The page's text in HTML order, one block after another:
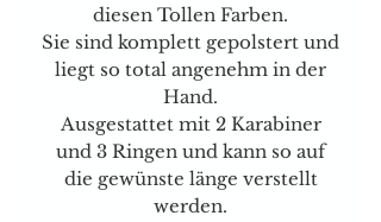
diesen Tollen Farben.
Sie sind komplett gepolstert und
liegt so total angenehm in der
Hand.
Ausgestattet mit 2 Karabiner
und 3 Ringen und kann so auf
die gewünste länge verstellt
werden.